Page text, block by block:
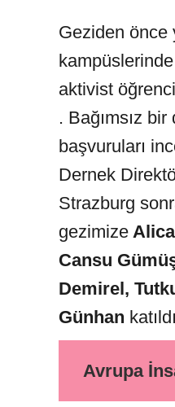
Geziden önce
aktivist
. Bağımsız
başvuruları
Dernek
Strazburg
gezimize
Cansu
Demirel,
Günhan
Avrupa